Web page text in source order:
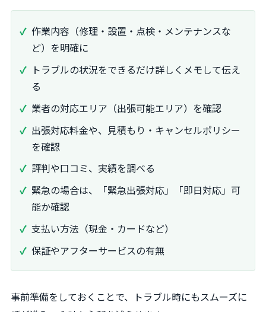
作業内容（修理・設置・点検・メンテナンスな
ど）を明確に
トラブルの状況をできるだけ詳しくメモして伝え
る
業者の対応エリア（出張可能エリア）を確認
出張対応料金や、見積もり・キャンセルポリシー
を確認
評判や口コミ、実績を調べる
緊急の場合は、「緊急出張対応」「即日対応」可
能か確認
支払い方法（現金・カードなど）
保証やアフターサービスの有無
事前準備をしておくことで、トラブル時にもスムーズに